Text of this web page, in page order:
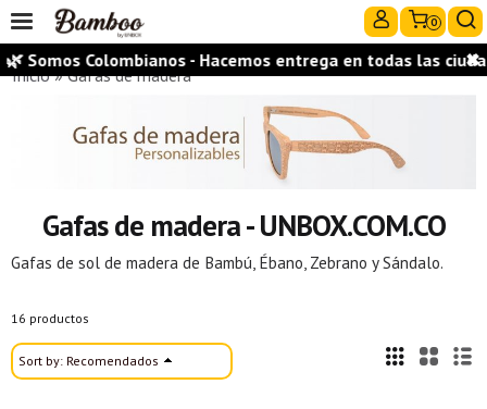
0
Inicio»Gafas de madera
Gafas de madera - UNBOX.COM.CO
Gafas de sol de madera de Bambú, Ébano, Zebrano y Sándalo.
16 productos
Sort by: Recomendados
- Hacemos entrega en todas las ciudades del ✖